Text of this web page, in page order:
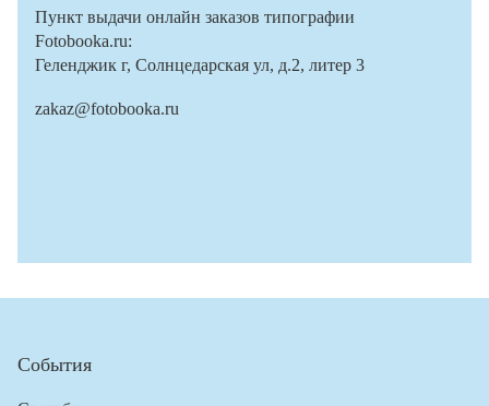
Пункт выдачи онлайн заказов типографии
Fotobooka.ru:
Геленджик г, Солнцедарская ул, д.2, литер 3
zakaz@fotobooka.ru
События